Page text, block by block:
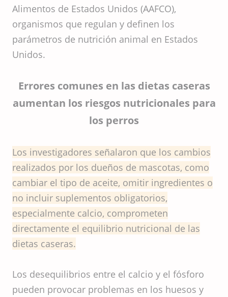
Alimentos de Estados Unidos (AAFCO),
organismos que regulan y definen los
parámetros de nutrición animal en Estados
Unidos.
Errores comunes en las dietas caseras
aumentan los riesgos nutricionales para
los perros
Los investigadores señalaron que los cambios
realizados por los dueños de mascotas, como
cambiar el tipo de aceite, omitir ingredientes o
no incluir suplementos obligatorios,
especialmente calcio, comprometen
directamente el equilibrio nutricional de las
dietas caseras.
Los desequilibrios entre el calcio y el fósforo
pueden provocar problemas en los huesos y